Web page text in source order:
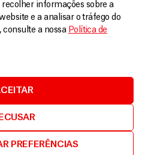
informações sobre a
e a analisar o tráfego do
consulte a nossa Política de
PREFERÊNCIAS
Centro-Africana é
pública